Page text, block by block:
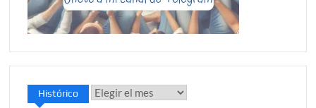
Histórico Histórico